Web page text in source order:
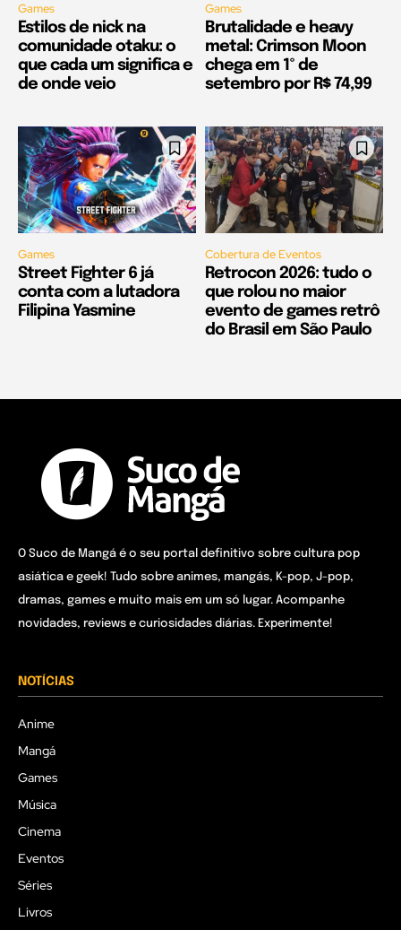
Games
Estilos de nick na
comunidade otaku: o
que cada um significa e
de onde veio
Games
Brutalidade e heavy
metal: Crimson Moon
chega em 1º de
setembro por R$ 74,99
Games
Street Fighter 6 já
conta com a lutadora
Filipina Yasmine
Cobertura de Eventos
Retrocon 2026: tudo o
que rolou no maior
evento de games retrô
do Brasil em São Paulo
O Suco de Mangá é o seu portal definitivo sobre cultura pop
asiática e geek! Tudo sobre animes, mangás, K-pop, J-pop,
dramas, games e muito mais em um só lugar. Acompanhe
novidades, reviews e curiosidades diárias. Experimente!
NOTÍCIAS
Anime
Mangá
Games
Música
Cinema
Eventos
Séries
Livros